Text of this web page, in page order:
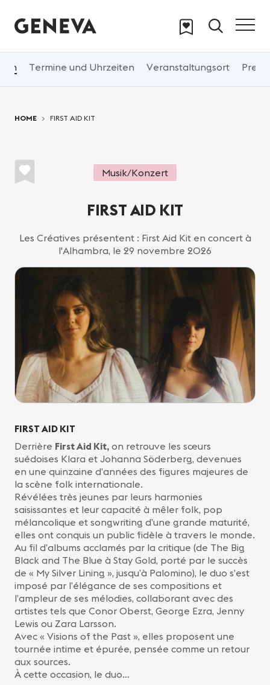
Um Termine und Uhrzeiten Veranstaltungsort
HOME FIRST AID KIT
Musik/Konzert
FIRST AID KIT
Les Créatives présentent : First Aid Kit en concert à
l'Alhambra, le 29 novembre 2026
FIRST AID KIT
Derrière First Aid Kit, on retrouve les sœurs
suédoises Klara et Johanna Söderberg, devenues
en une quinzaine d’années des figures majeures de
la scène folk internationale.
Révélées très jeunes par leurs harmonies
saisissantes et leur capacité à mêler folk, pop
mélancolique et songwriting d’une grande maturité,
elles ont conquis un public fidèle à travers le monde.
Au fil d’albums acclamés par la critique (de The Big
Black and The Blue à Stay Gold, porté par le succès
de « My Silver Lining », jusqu’à Palomino), le duo s’est
imposé par l’élégance de ses compositions et
l’ampleur de ses mélodies, collaborant avec des
artistes tels que Conor Oberst, George Ezra, Jenny
Lewis ou Zara Larsson.
Avec « Visions of the Past », elles proposent une
tournée intime et épurée, pensée comme un retour
aux sources.
À cette occasion, le duo…